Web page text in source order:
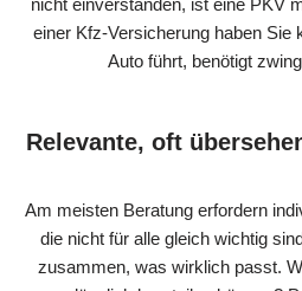
nicht einverstanden, ist eine PKV
einer Kfz-Versicherung haben Sie
Auto führt, benötigt
Relevante, oft
Am meisten Beratung erfordern
die nicht für alle gleich wichtig
zusammen, was wirklich passt.